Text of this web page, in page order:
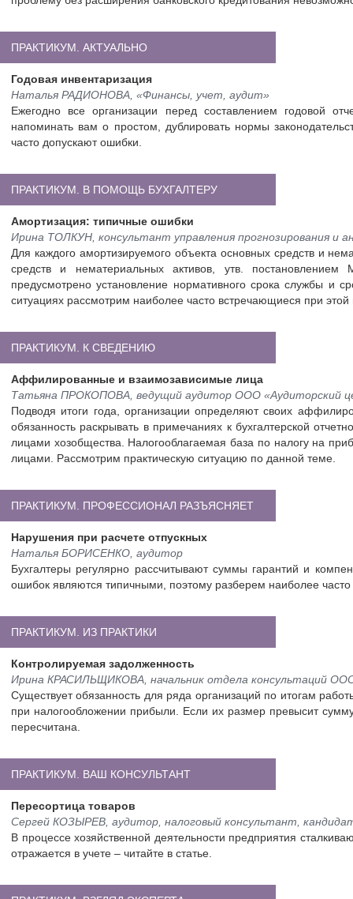
ПРАКТИКУМ. АКТУАЛЬНО
Годовая инвентаризация
Наталья РАДИОНОВА, «Финансы, учет, аудит»
Ежегодно все организации перед составлением годовой
напоминать вам о простом, дублировать нормы
часто допускают ошибки.
ПРАКТИКУМ. В ПОМОЩЬ БУХГАЛТЕРУ
Амортизация: типичные ошибки
Ирина ТОЛКУН, консультант управления прогнозирования и
Для каждого амортизируемого объекта основных средств и
средств и нематериальных активов, утв.
предусмотрено установление нормативного срока службы и
ситуациях рассмотрим наиболее часто встречающиеся при
ПРАКТИКУМ. К СВЕДЕНИЮ
Аффилированные и взаимозависимые лица
Татьяна ПРОКОПОВА, ведущий аудитор ООО «Аудиторский
Подводя итоги года, организации определяют своих
обязанность раскрывать в примечаниях к бухгалтерской
лицами хозобщества. Налогооблагаемая база по налогу на
лицами. Рассмотрим практическую ситуацию по данной теме.
ПРАКТИКУМ. ПРОФЕССИОНАЛ РАЗЪЯСНЯЕТ
Нарушения при расчете отпускных
Наталья БОРИСЕНКО, аудитор
Бухгалтеры регулярно рассчитывают суммы гарантий и
ошибок являются типичными, поэтому разберем наиболее
ПРАКТИКУМ. ИЗ ПРАКТИКИ
Контролируемая задолженность
Ирина КРАСИЛЬЩИКОВА, начальник отдела консультаций
Существует обязанность для ряда организаций по итогам
при налогообложении прибыли. Если их размер превысит
пересчитана.
ПРАКТИКУМ. ВАШ КОНСУЛЬТАНТ
Пересортица товаров
Сергей КОЗЫРЕВ, аудитор, налоговый консультант, кандидат
В процессе хозяйственной деятельности предприятия
отражается в учете – читайте в статье.